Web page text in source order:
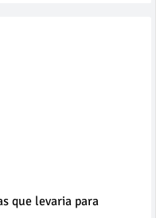
que levaria para